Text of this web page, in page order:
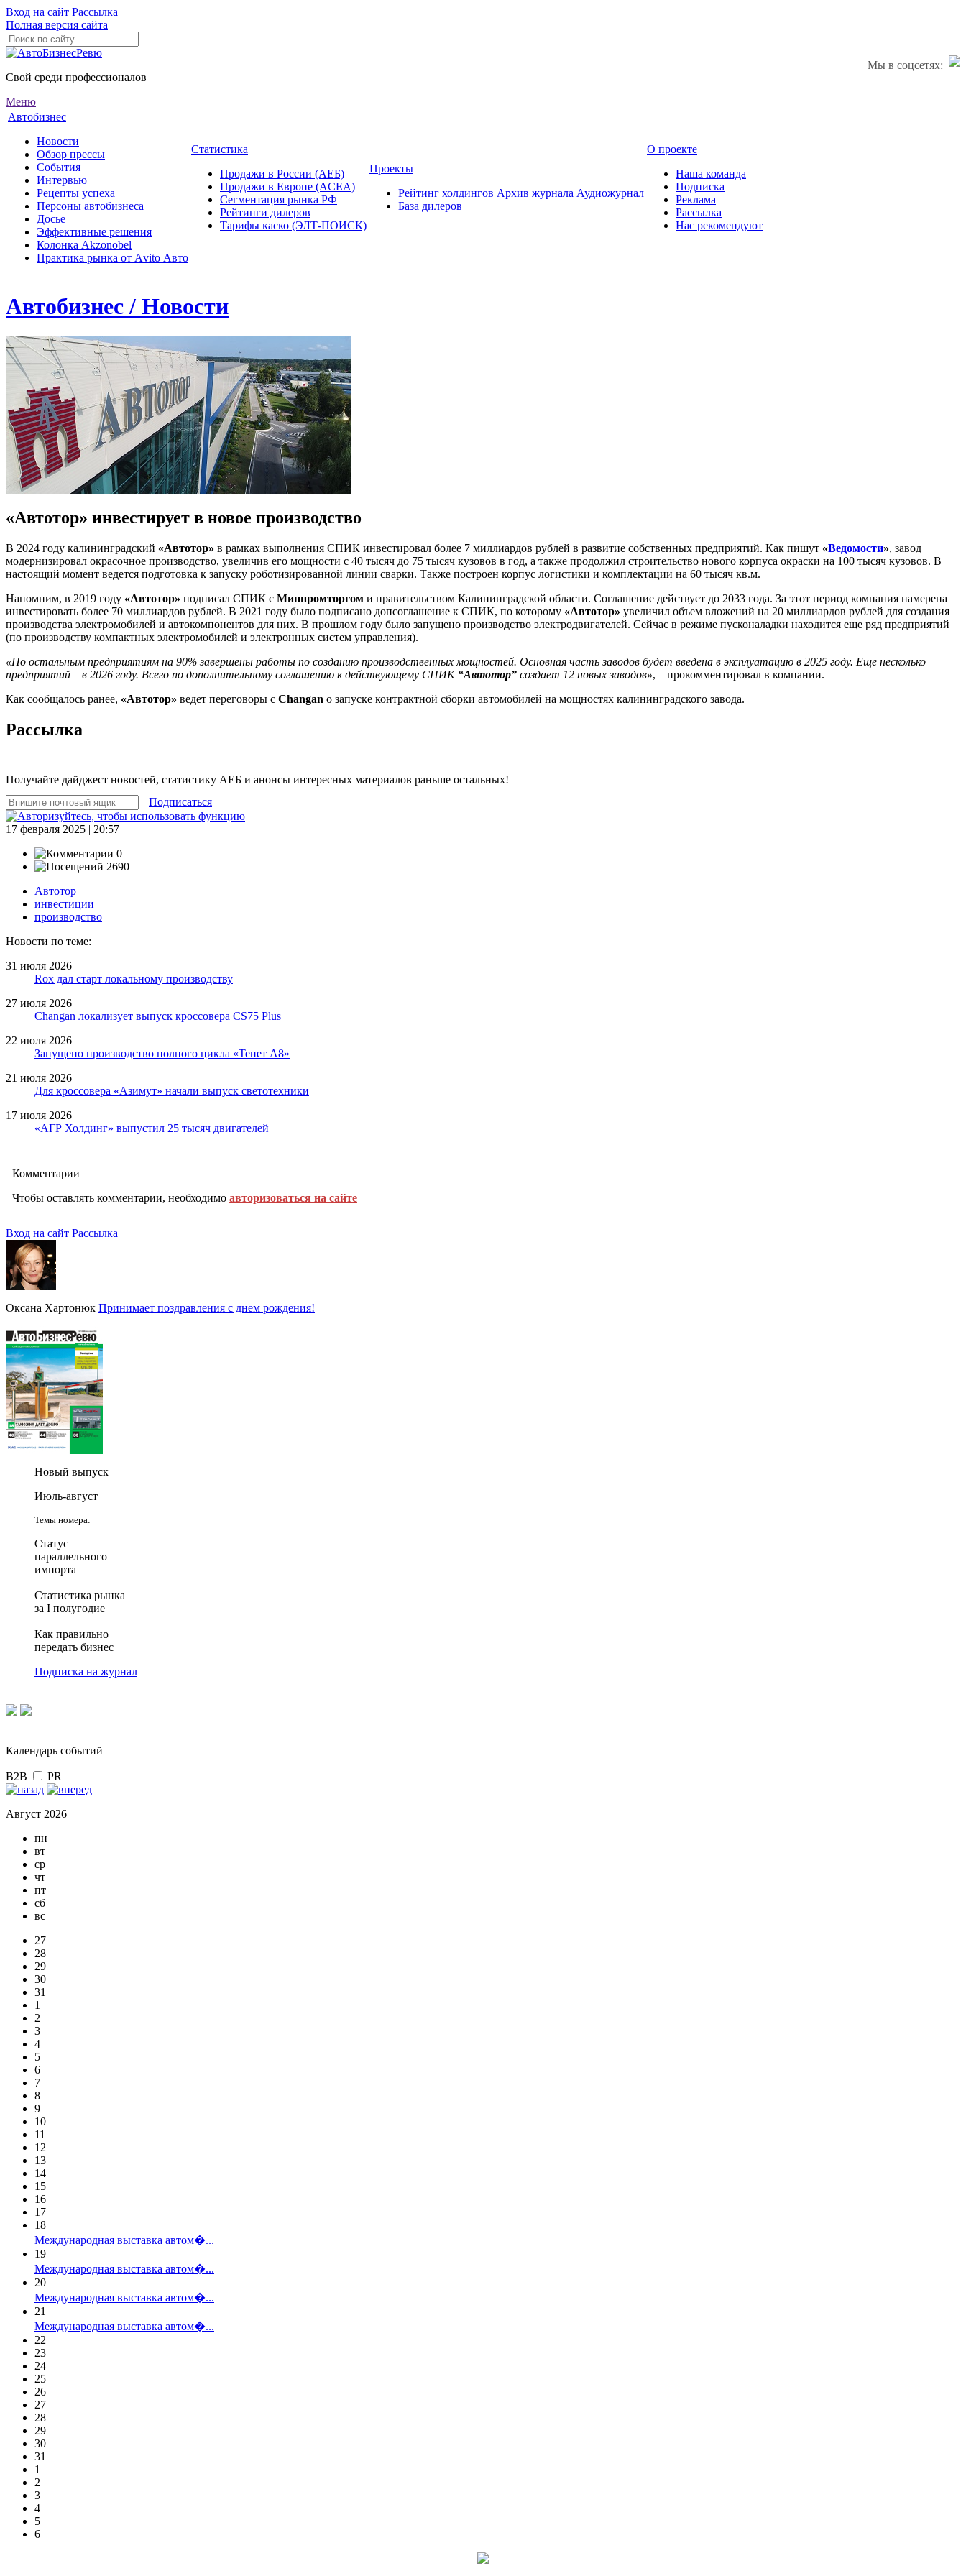
Вход на сайт Рассылка
Полная версия сайта
Мы в соцсетях:
Свой среди профессионалов
Меню
Автобизнес
Новости
Обзор прессы
События
Интервью
Рецепты успеха
Персоны автобизнеса
Досье
Эффективные решения
Колонка Akzonobel
Практика рынка от Аvito Авто
Статистика
Продажи в России (АЕБ)
Продажи в Европе (ACEA)
Сегментация рынка РФ
Рейтинги дилеров
Тарифы каско (ЭЛТ-ПОИСК)
Проекты
Рейтинг холдингов
База дилеров
Архив журнала Аудиожурнал
О проекте
Наша команда
Подписка
Реклама
Рассылка
Нас рекомендуют
Автобизнес / Новости
«Автотор» инвестирует в новое производство
В 2024 году калининградский «Автотор» в рамках выполнения СПИК инвестировал более 7 миллиардов рублей в развитие собственных предприятий. Как пишут «Ведомости», завод
модернизировал окрасочное производство, увеличив его мощности с 40 тысяч до 75 тысяч кузовов в год, а также продолжил строительство нового корпуса окраски на 100 тысяч кузовов. В
настоящий момент ведется подготовка к запуску роботизированной линии сварки. Также построен корпус логистики и комплектации на 60 тысяч кв.м.
Напомним, в 2019 году «Автотор» подписал СПИК с Минпромторгом и правительством Калининградской области. Соглашение действует до 2033 года. За этот период компания намерена
инвестировать более 70 миллиардов рублей. В 2021 году было подписано допсоглашение к СПИК, по которому «Автотор» увеличил объем вложений на 20 миллиардов рублей для создания
производства электромобилей и автокомпонентов для них. В прошлом году было запущено производство электродвигателей. Сейчас в режиме пусконаладки находится еще ряд предприятий
(по производству компактных электромобилей и электронных систем управления).
«По остальным предприятиям на 90% завершены работы по созданию производственных мощностей. Основная часть заводов будет введена в эксплуатацию в 2025 году. Еще несколько
предприятий – в 2026 году. Всего по дополнительному соглашению к действующему СПИК “Автотор” создает 12 новых заводов», – прокомментировал в компании.
Как сообщалось ранее, «Автотор» ведет переговоры с Changan о запуске контрактной сборки автомобилей на мощностях калининградского завода.
Рассылка
Получайте дайджест новостей, статистику АЕБ и анонсы интересных материалов раньше остальных!
Подписаться
17 февраля 2025 | 20:57
0
2690
Автотор
инвестиции
производство
Новости по теме:
31 июля 2026
Rox дал старт локальному производству
27 июля 2026
Changan локализует выпуск кроссовера CS75 Plus
22 июля 2026
Запущено производство полного цикла «Тенет A8»
21 июля 2026
Для кроссовера «Азимут» начали выпуск светотехники
17 июля 2026
«АГР Холдинг» выпустил 25 тысяч двигателей
Комментарии
Чтобы оставлять комментарии, необходимо авторизоваться на сайте
Вход на сайт Рассылка
Оксана Хартонюк Принимает поздравления с днем рождения!
Новый выпуск
Июль-август
Темы номера:
Статус
параллельного
импорта
Статистика рынка
за I полугодие
Как правильно
передать бизнес
Подписка на журнал
Календарь событий
B2B PR
Август 2026
пн
вт
ср
чт
пт
сб
вс
27
28
29
30
31
1
2
3
4
5
6
7
8
9
10
11
12
13
14
15
16
17
18
Международная выставка автом�...
19
Международная выставка автом�...
20
Международная выставка автом�...
21
Международная выставка автом�...
22
23
24
25
26
27
28
29
30
31
1
2
3
4
5
6